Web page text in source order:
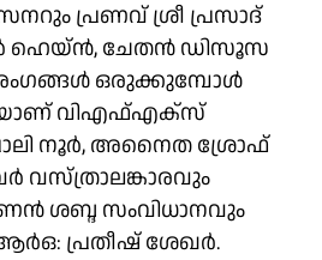
പ്രണവ് ശ്രീ പ്രസാദ്
ഹെയ്ൻ, ചേതൻ ഡിസൂസ
ഒരുക്കുമ്പോൾ
വിഎഫ്എക്സ്
നൂർ, അനൈത ശ്രോഫ്
വസ്ത്രാലങ്കാരവും
ശബ്ദ സംവിധാനവും
പ്രതീഷ് ശേഖർ.